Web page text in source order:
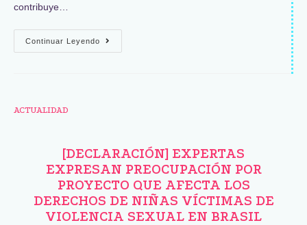
contribuye…
Continuar Leyendo
ACTUALIDAD
[DECLARACIÓN] EXPERTAS
EXPRESAN PREOCUPACIÓN POR
PROYECTO QUE AFECTA LOS
DERECHOS DE NIÑAS VÍCTIMAS DE
VIOLENCIA SEXUAL EN BRASIL